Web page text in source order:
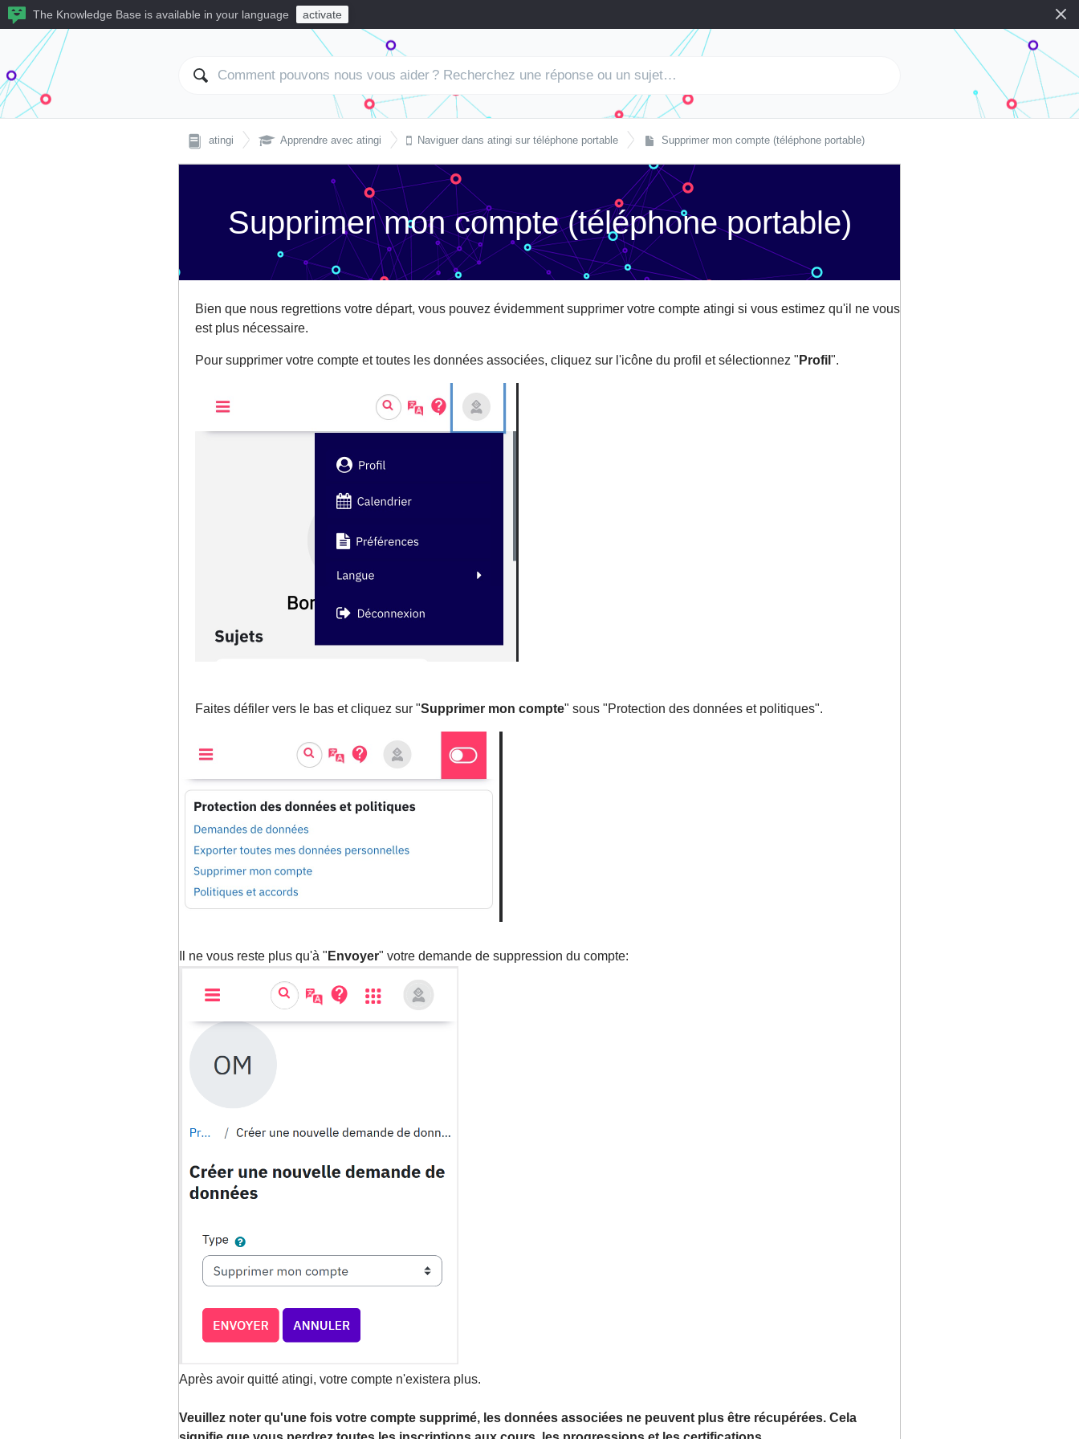
The Knowledge Base is available in your language activate
atingi  Apprendre avec atingi  Naviguer dans atingi sur téléphone portable Supprimer mon compte (téléphone portable)
Supprimer mon compte (téléphone portable)
Bien que nous regrettions votre départ, vous pouvez évidemment supprimer votre compte atingi si vous estimez qu'il ne vous
est plus nécessaire.
Pour supprimer votre compte et toutes les données associées, cliquez sur l'icône du profil et sélectionnez " Profil ".
Faites défiler vers le bas et cliquez sur "Supprimer mon compte" sous "Protection des données et politiques".
Il ne vous reste plus qu'à " Envoyer" votre demande de suppression du compte:
Après avoir quitté atingi, votre compte n'existera plus.
Veuillez noter qu'une fois votre compte supprimé, les données associées ne peuvent plus être récupérées. Cela